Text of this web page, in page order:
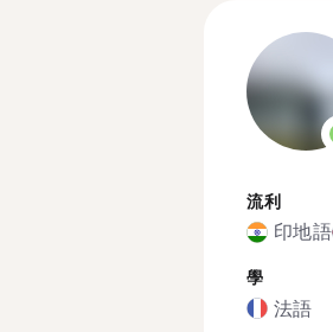
流利
印地語
學
法語